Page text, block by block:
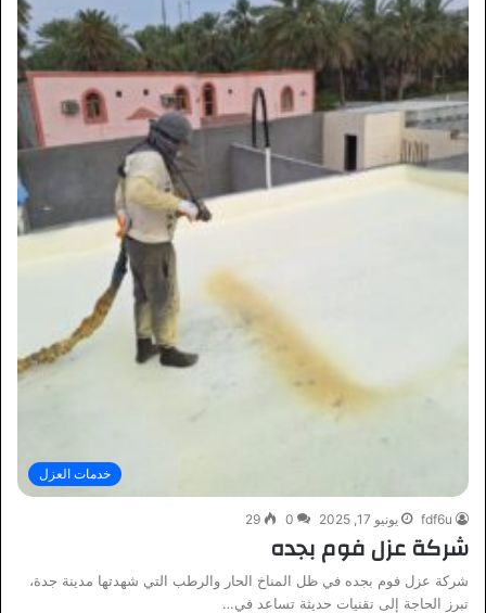
خدمات العزل
fdf6u يونيو 17, 2025 0
29
شركة عزل فوم بجده
شركة عزل فوم بجده في ظل المناخ الحار والرطب التي شهدتها مدينة جدة،
تبرز الحاجة إلى تقنيات حديثة تساعد في…